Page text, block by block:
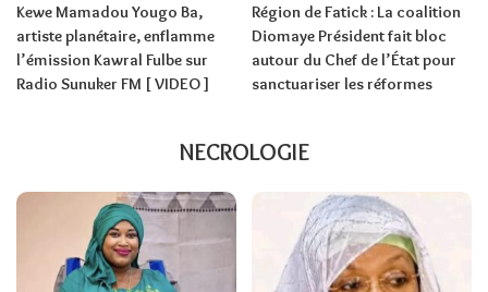
Kewe Mamadou Yougo Ba,
artiste planétaire, enflamme
l’émission Kawral Fulbe sur
Radio Sunuker FM [ VIDEO ]
Région de Fatick : La coalition
Diomaye Président fait bloc
autour du Chef de l’État pour
sanctuariser les réformes
NECROLOGIE